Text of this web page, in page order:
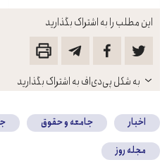
این مطلب را به اشتراک بگذارید
باز
کنید
به شکل پی‌دی‌اف به اشتراک بگذارید
اخبار جامعه و حقوق
مجله روز